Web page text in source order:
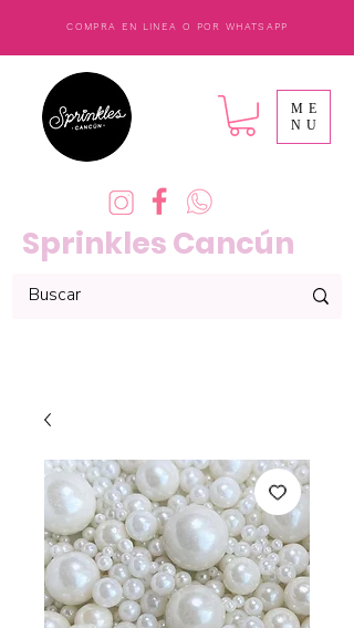
COMPRA EN LINEA O POR WHATSAPP
Sprinkles Cancún
ME
NU